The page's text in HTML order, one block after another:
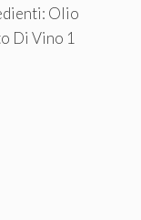
Olio
Di Vino 1